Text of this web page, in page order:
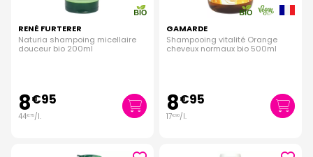
RENÉ FURTERER
Naturia shampoing micellaire
douceur bio 200ml
8€95
44€75/l.
GAMARDE
Shampooing vitalité Orange
cheveux normaux bio 500ml
8€95
17€90/l.